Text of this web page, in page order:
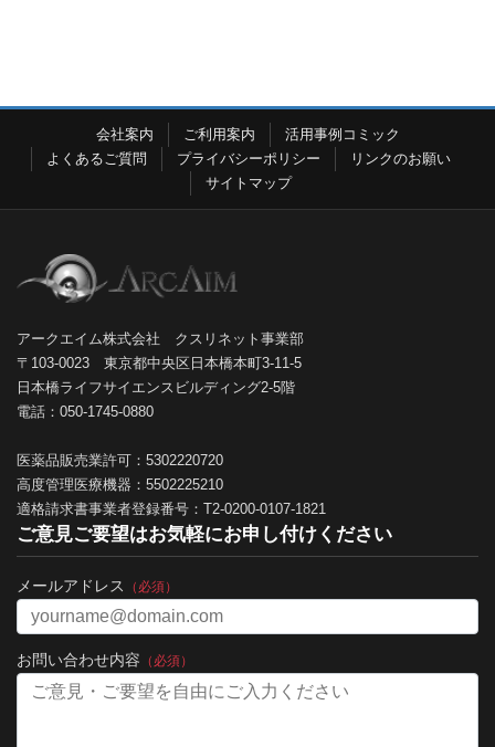
会社案内 ご利用案内
活用事例コミック
よくあるご質問
プライバシーポリシー
リンクのお願い
サイトマップ
アークエイム株式会社 クスリネット事業部
〒103-0023 東京都中央区日本橋本町3-11-5
日本橋ライフサイエンスビルディング2-5階
電話：050-1745-0880
医薬品販売業許可：5302220720
高度管理医療機器：5502225210
適格請求書事業者登録番号：T2-0200-0107-1821
ご意見ご要望はお気軽にお申し付けください
メールアドレス （必須）
お問い合わせ内容 （必須）